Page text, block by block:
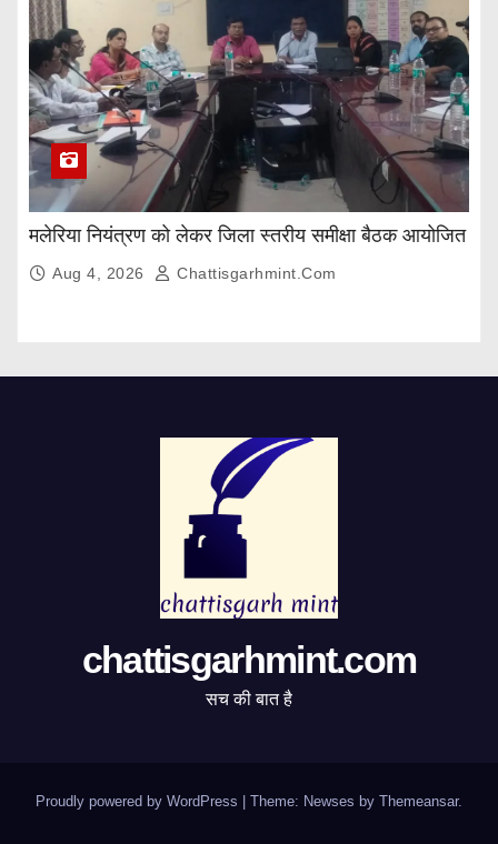
मलेरिया नियंत्रण को लेकर जिला स्तरीय समीक्षा बैठक आयोजित
Aug 4, 2026 Chattisgarhmint.com
chattisgarhmint.com
सच की बात है
Proudly powered by WordPress Theme: Newses by Themeansar.